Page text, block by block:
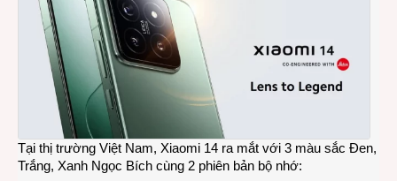
Tại thị trường Việt Nam, Xiaomi 14 ra mắt với 3 màu sắc Đen,
Trắng, Xanh Ngọc Bích cùng 2 phiên bản bộ nhớ: